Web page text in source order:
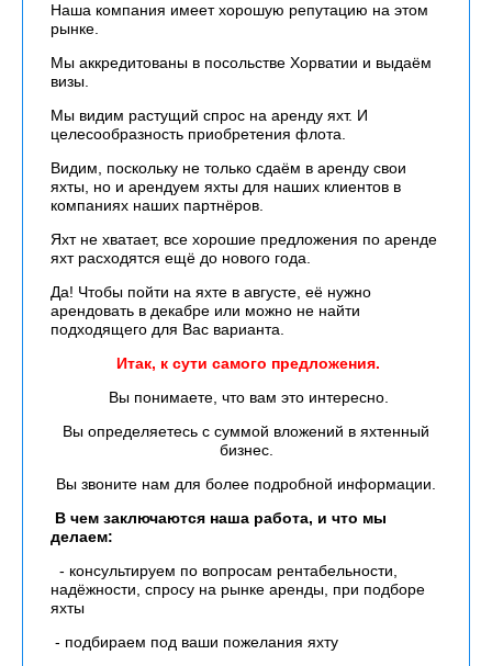
Наша компания имеет хорошую репутацию на этом
рынке.
Мы аккредитованы в посольстве Хорватии и выдаём
визы.
Мы видим растущий спрос на аренду яхт. И
целесообразность приобретения флота.
Видим, поскольку не только сдаём в аренду свои
яхты, но и арендуем яхты для наших клиентов в
компаниях наших партнёров.
Яхт не хватает, все хорошие предложения по аренде
яхт расходятся ещё до нового года.
Да! Чтобы пойти на яхте в августе, её нужно
арендовать в декабре или можно не найти
подходящего для Вас варианта.
Итак, к сути самого предложения.
Вы понимаете, что вам это интересно.
Вы определяетесь с суммой вложений в яхтенный
бизнес.
Вы звоните нам для более подробной информации.
В чем заключаются наша работа, и что мы
делаем:
- консультируем по вопросам рентабельности,
надёжности, спросу на рынке аренды, при подборе
яхты
- подбираем под ваши пожелания яхту